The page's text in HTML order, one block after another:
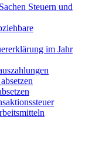
Steuern und
im Jahr